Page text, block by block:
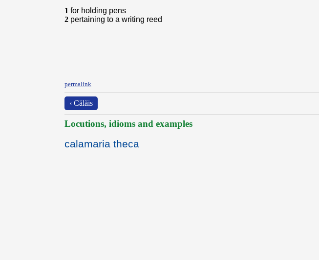
1 for holding pens
2 pertaining to a writing reed
permalink
‹ Călăis
Locutions, idioms and examples
calamaria theca